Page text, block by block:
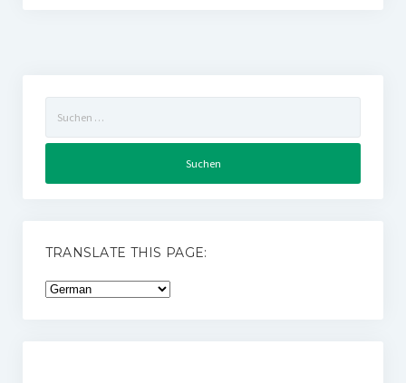
nach:
TRANSLATE THIS PAGE: